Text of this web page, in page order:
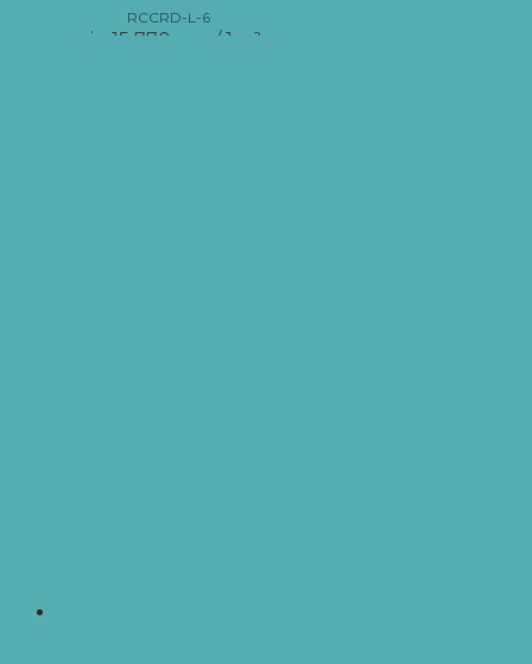
RCCRD-L-6
від 15 770
/ 1 м²